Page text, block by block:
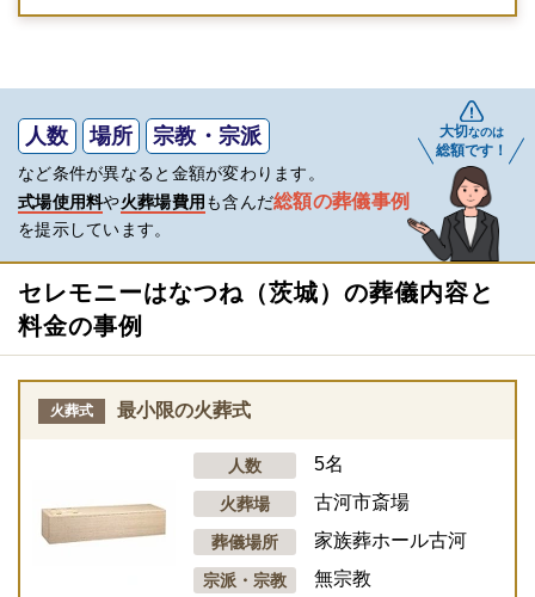
人数 場所 宗教・宗派
など条件が異なると金額が変わります。
式場使用料や火葬場費用 も含んだ総額の葬儀事例
を提示しています。
大切なのは
総額です！
セレモニーはなつね（茨城）の葬儀内容と
料金の事例
火葬式 最小限の火葬式
人数 5名
火葬場 古河市斎場
葬儀場所 家族葬ホール古河
宗派・宗教 無宗教